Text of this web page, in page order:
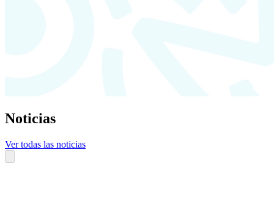
Noticias
Ver todas las noticias